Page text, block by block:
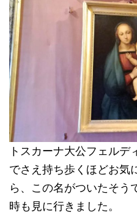
トスカーナ大公フェル
でさえ持ち歩くほどお気
ら、この名がついたそう
時も見に行きました。